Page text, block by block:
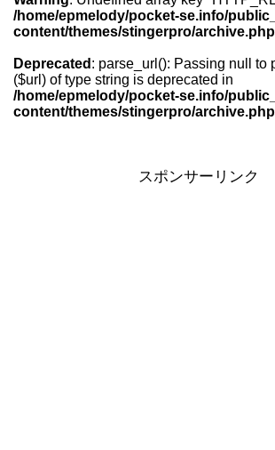
お問合せ
/home/epmelody/pocket-se.info/
content/themes/stingerpro/archive.php
Deprecated : parse_url(): Passing null to
($url) of type string is deprecated in
/home/epmelody/pocket-se.info/
content/themes/stingerpro/archive.php
スポンサーリンク